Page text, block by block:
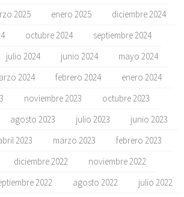
2025 enero 2025
diciembre 2024
octubre 2024
septiembre 2024
julio 2024 junio 2024
mayo 2024
2024 febrero 2024
enero 2024
noviembre 2023
octubre 2023
agosto 2023 julio 2023
junio 2023
2023 marzo 2023
febrero 2023
diciembre 2022
noviembre 2022
2022 agosto 2022
julio 2022